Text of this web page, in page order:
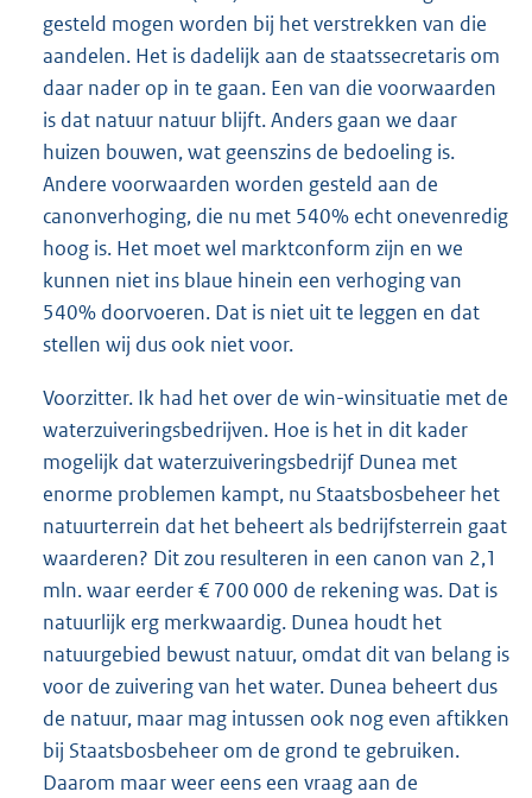
gesteld mogen worden bij het verstrekken van die
aandelen. Het is dadelijk aan de staatssecretaris om
daar nader op in te gaan. Een van die voorwaarden
is dat natuur natuur blijft. Anders gaan we daar
huizen bouwen, wat geenszins de bedoeling is.
Andere voorwaarden worden gesteld aan de
canonverhoging, die nu met 540% echt onevenredig
hoog is. Het moet wel marktconform zijn en we
kunnen niet ins blaue hinein een verhoging van
540% doorvoeren. Dat is niet uit te leggen en dat
stellen wij dus ook niet voor.
Voorzitter. Ik had het over de win-winsituatie met de
waterzuiveringsbedrijven. Hoe is het in dit kader
mogelijk dat waterzuiveringsbedrijf Dunea met
enorme problemen kampt, nu Staatsbosbeheer het
natuurterrein dat het beheert als bedrijfsterrein gaat
waarderen? Dit zou resulteren in een canon van 2,1
mln. waar eerder € 700 000 de rekening was. Dat is
natuurlijk erg merkwaardig. Dunea houdt het
natuurgebied bewust natuur, omdat dit van belang is
voor de zuivering van het water. Dunea beheert dus
de natuur, maar mag intussen ook nog even aftikken
bij Staatsbosbeheer om de grond te gebruiken.
Daarom maar weer eens een vraag aan de